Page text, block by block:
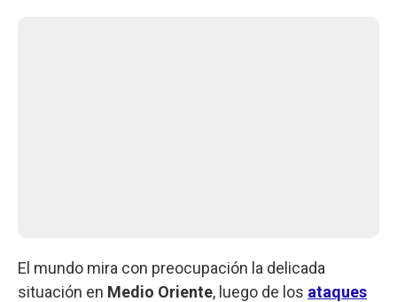
El mundo mira con preocupación la delicada
situación en Medio Oriente, luego de los ataques